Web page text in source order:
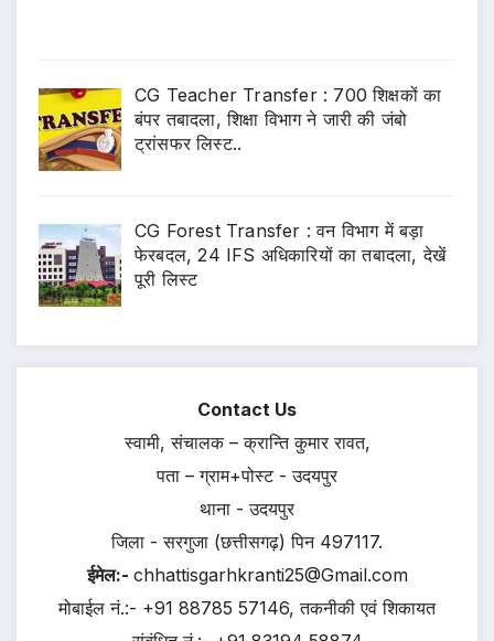
CG Teacher Transfer : 700 शिक्षकों का
बंपर तबादला, शिक्षा विभाग ने जारी की जंबो
ट्रांसफर लिस्ट..
CG Forest Transfer : वन विभाग में बड़ा
फेरबदल, 24 IFS अधिकारियों का तबादला, देखें
पूरी लिस्ट
Contact Us
स्वामी, संचालक – क्रान्ति कुमार रावत,
पता – ग्राम+पोस्ट - उदयपुर
थाना - उदयपुर
जिला - सरगुजा (छत्तीसगढ़) पिन 497117.
ईमेल:- chhattisgarhkranti25@Gmail.com
मोबाईल नं.:- +91 88785 57146, तकनीकी एवं शिकायत